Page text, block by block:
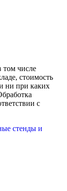
том числе
стоимость
ни при каких
с
стенды и